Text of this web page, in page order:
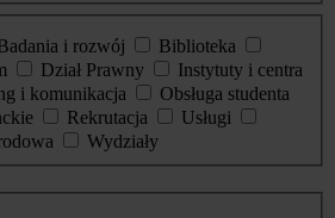
i rozwój
Biblioteka
Dział Prawny
Instytuty i centra
i komunikacja
Obsługa studenta
Rekrutacja
Usługi
Wydziały